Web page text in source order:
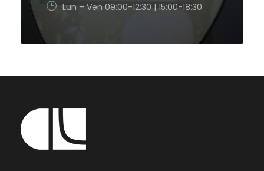
Lun – Ven 09:00-12:30 | 15:00-18:30